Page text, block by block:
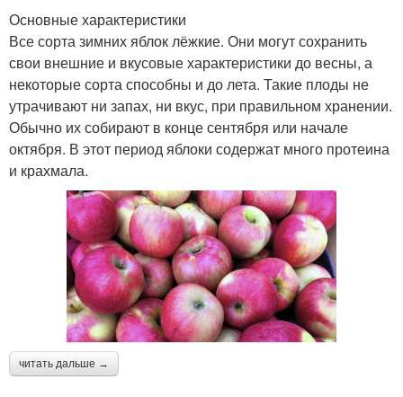
Основные характеристики
Все сорта зимних яблок лёжкие. Они могут сохранить
свои внешние и вкусовые характеристики до весны, а
некоторые сорта способны и до лета. Такие плоды не
утрачивают ни запах, ни вкус, при правильном хранении.
Обычно их собирают в конце сентября или начале
октября. В этот период яблоки содержат много протеина
и крахмала.
читать дальше →